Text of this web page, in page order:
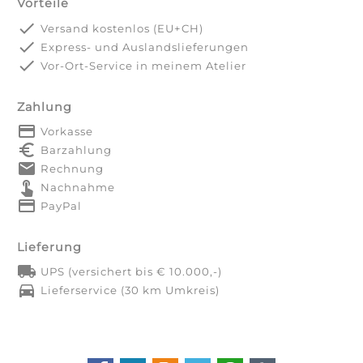
Vorteile
done Versand kostenlos (EU+CH)
done Express- und Auslandslieferungen
done Vor-Ort-Service in meinem Atelier
Zahlung
payment Vorkasse
euro_symbol Barzahlung
markunread Rechnung
touch_app Nachnahme
credit_card PayPal
Lieferung
local_shipping UPS (versichert bis € 10.000,-)
directions_car Lieferservice (30 km Umkreis)